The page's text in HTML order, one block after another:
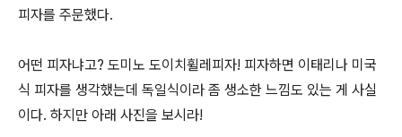
피자를 주문했다.
어떤 피자냐고? 도미노 도이치휠레피자! 피자하면 이태리나 미국
식 피자를 생각했는데 독일식이라 좀 생소한 느낌도 있는 게 사실
이다. 하지만 아래 사진을 보시라!